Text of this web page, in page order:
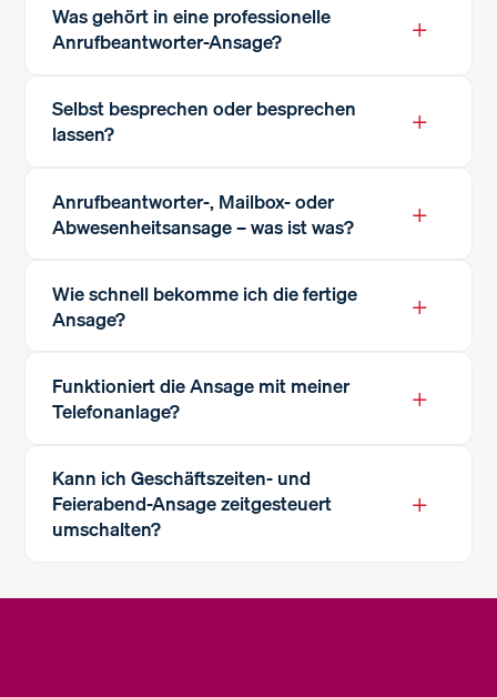
Was gehört in eine professionelle
Anrufbeantworter-Ansage?
+
Selbst besprechen oder besprechen
lassen?
+
Anrufbeantworter-, Mailbox- oder
Abwesenheitsansage – was ist was?
+
Wie schnell bekomme ich die fertige
Ansage?
+
Funktioniert die Ansage mit meiner
Telefonanlage?
+
Kann ich Geschäftszeiten- und
Feierabend-Ansage zeitgesteuert
umschalten?
+